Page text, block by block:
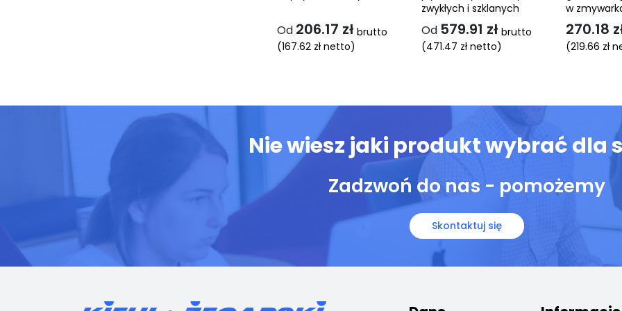
Od 206.17 zł brutto
(167.62 zł netto)
wariantów.
Opcje
można
wybrać
stronie
zwykłych i szklanych
Od 579.91 zł brutto
(471.47 złnetto)
wiele
wariantów.
Opcje
wybrać
na
stronie
produktu
w
270.18
(219.66 zł
Nie wiesz jaki produkt wybrać dla
Zadzwoń do nas - pomożemy
Skontaktuj się